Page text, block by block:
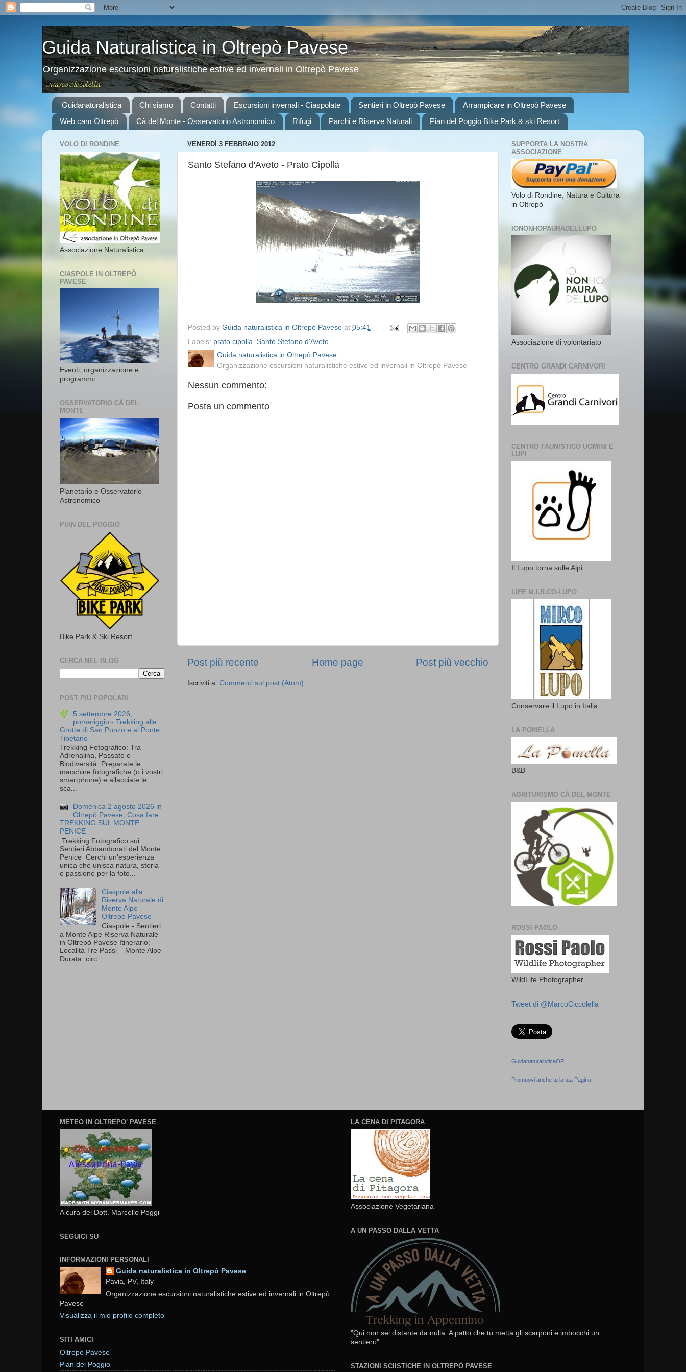
Guida Naturalistica in Oltrepò Pavese
Organizzazione escursioni naturalistiche estive ed invernali in Oltrepò Pavese
Guidanaturalistica Chi siamo Contatti Escursioni invernali - Ciaspolate Sentieri in Oltrepò Pavese
Arrampicare in Oltrepò Pavese
Web cam Oltrepò
Cà del Monte - Osservatorio Astronomico Rifugi Parchi e Riserve Naturali Pian del Poggio Bike Park & ski Resort
VENERDÌ 3 FEBBRAIO 2012
Santo Stefano d'Aveto - Prato Cipolla
Posted by Guida naturalistica in Oltrepò Pavese at 05:41
Labels: prato cipolla Santo Stefano d'Aveto
Guida naturalistica in Oltrepò Pavese
Organizzazione escursioni naturalistiche estive ed invernali in Oltrepò Pavese
Nessun commento:
Posta un commento
Post più recente Post più vecchio
Home page
Iscriviti a: Commenti sul post (Atom)
VOLO DI RONDINE
Associazione Naturalistica
CIASPOLE IN OLTREPÒ
PAVESE
Eventi, organizzazione e
programmi
OSSERVATORIO CÀ DEL
MONTE
Planetario e Osservatorio
Astronomico
PIAN DEL POGGIO
Bike Park & Ski Resort
CERCA NEL BLOG
POST PIÙ POPOLARI
5 settembre 2026,
pomeriggio - Trekking alle
Grotte di San Ponzo e al Ponte
Tibetano
Trekking Fotografico: Tra
Adrenalina, Passato e
Biodiversità Preparate le
macchine fotografiche (o i vostri
smartphone) e allacciate le
sca...
Domenica 2 agosto 2026 in
Oltrepò Pavese, Cosa fare:
TREKKING SUL MONTE
PENICE
Trekking Fotografico sui
Sentieri Abbandonati del Monte
Penice Cerchi un’esperienza
unica che unisca natura, storia
e passione per la foto...
Ciaspole alla
Riserva Naturale di
Monte Alpe -
Oltrepò Pavese
Ciaspole - Sentieri
a Monte Alpe Riserva Naturale
in Oltrepò Pavese Itinerario:
Località Tre Passi – Monte Alpe
Durata: circ...
SUPPORTA LA NOSTRA
ASSOCIAZIONE
Volo di Rondine, Natura e Cultura
in Oltrepò
IONONHOPAURADELLUPO
Associazione di volontariato
CENTRO GRANDI CARNIVORI
CENTRO FAUNISTICO UOMINI E
LUPI
Il Lupo torna sulle Alpi
LIFE M.I.R.CO-LUPO
Conservare il Lupo in Italia
LA POMELLA
B&B
AGRITURISMO CÀ DEL MONTE
ROSSI PAOLO
WildLife Photographer
Tweet di @MarcoCiccolella
GuidanaturalisticaOP
Promuovi anche tu la tua Pagina
METEO IN OLTREPO' PAVESE
A cura del Dott. Marcello Poggi
SEGUICI SU
INFORMAZIONI PERSONALI
Guida naturalistica in Oltrepò Pavese
Pavia, PV, Italy
Organizzazione escursioni naturalistiche estive ed invernali in Oltrepò
Pavese
Visualizza il mio profilo completo
SITI AMICI
Oltrepò Pavese
Pian del Poggio
LA CENA DI PITAGORA
Associazione Vegetariana
A UN PASSO DALLA VETTA
"Qui non sei distante da nulla. A patto che tu metta gli scarponi e imbocchi un
sentiero"
STAZIONI SCIISTICHE IN OLTREPÒ PAVESE